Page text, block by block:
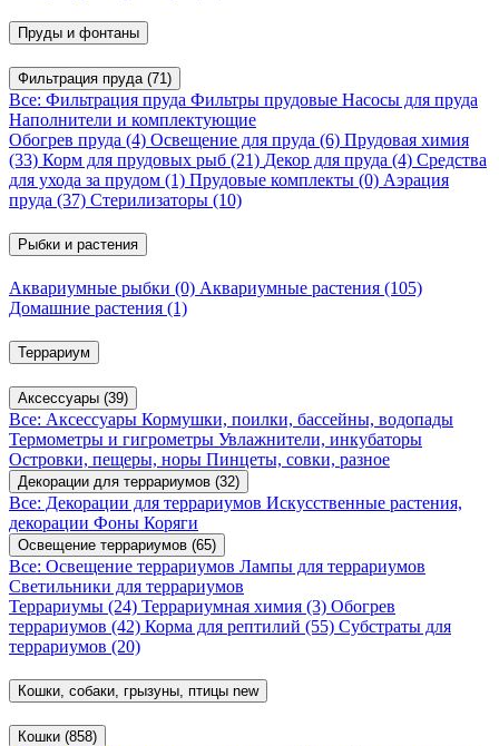
Пруды и фонтаны
Фильтрация пруда (71)
Все: Фильтрация пруда Фильтры прудовые Насосы для пруда
Наполнители и комплектующие
Обогрев пруда (4) Освещение для пруда (6) Прудовая химия
(33) Корм для прудовых рыб (21) Декор для пруда (4) Средства
для ухода за прудом (1) Прудовые комплекты (0) Аэрация
пруда (37) Стерилизаторы (10)
Рыбки и растения
Аквариумные рыбки (0) Аквариумные растения (105)
Домашние растения (1)
Террариум
Аксессуары (39)
Все: Аксессуары Кормушки, поилки, бассейны, водопады
Термометры и гигрометры Увлажнители, инкубаторы
Островки, пещеры, норы Пинцеты, совки, разное
Декорации для террариумов (32)
Все: Декорации для террариумов Искусственные растения,
декорации Фоны Коряги
Освещение террариумов (65)
Все: Освещение террариумов Лампы для террариумов
Светильники для террариумов
Террариумы (24) Террариумная химия (3) Обогрев
террариумов (42) Корма для рептилий (55) Субстраты для
террариумов (20)
Кошки, собаки, грызуны, птицы new
Кошки (858)